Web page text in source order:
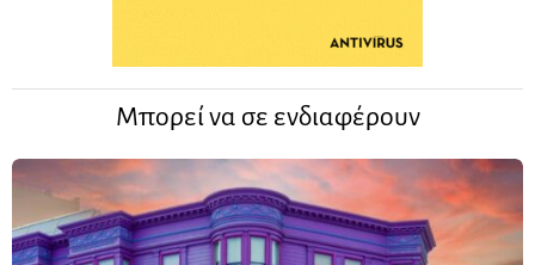
Μπορεί να σε ενδιαφέρουν